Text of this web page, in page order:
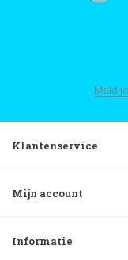
Meld
Klantenservice
Mijn account
Informatie